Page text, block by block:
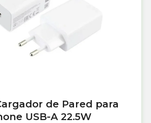
de Pared para
USB-A 22.5W